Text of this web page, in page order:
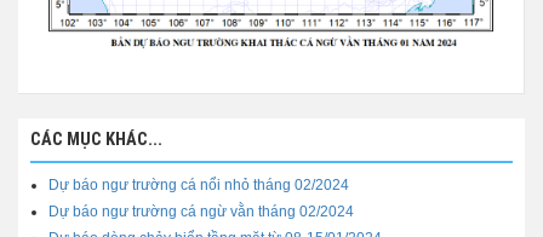
CÁC MỤC KHÁC...
Dự báo ngư trường cá nổi nhỏ tháng 02/2024
Dự báo ngư trường cá ngừ vằn tháng 02/2024